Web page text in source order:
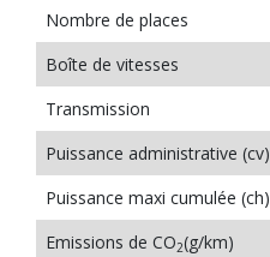
Nombre de places
Boîte de vitesses
Transmission
Puissance administrative (cv)
Puissance maxi cumulée (ch)
Emissions de CO2(g/km)